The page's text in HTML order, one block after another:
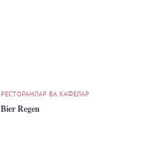
РЕСТОРАНЛАР ВА КАФЕЛАР
Bier Regen